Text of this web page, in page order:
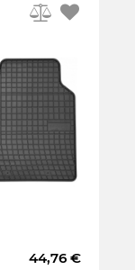
44,76 €